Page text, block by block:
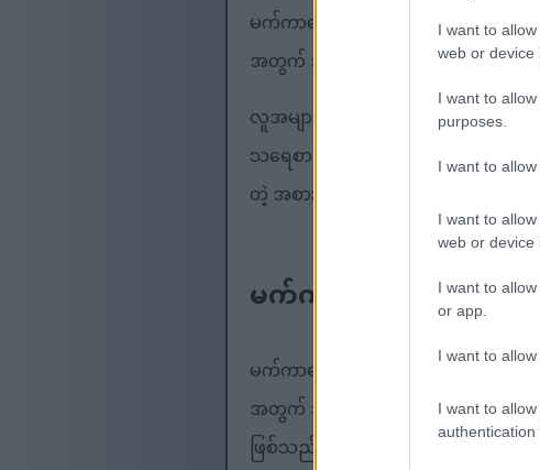
I want to
web or device
I want to
purposes.
I want to
I want to
web or device
I want to
or app.
I want to
I want to
authentication
မက်ကာဒေးမီးယားအခွံမာသီးတွေမှာ
အတွက် အဓိကသော့ချက်ပါပဲ။
လူအများစုဟာ မက်ကာဒမီးယားအခွံမ
သရေစာ ဒါမှမဟုတ် ပါဝင်ပစ္စည်းတစ်
တဲ့ အစားအစာတွေနဲ့ အရသာရှိတဲ့ ချက်
မက်ကာဒမီးယား အခွံမ
မက်ကာဒေးမီးယားအခွံမာသီးများတွ
အတွက် အကောင်းဆုံးရွေးချယ်မှုတစ်
ဖြစ်သည်။ ဤပမာဏတွင် အဆီ ၂၃ ဂရမ်ပ